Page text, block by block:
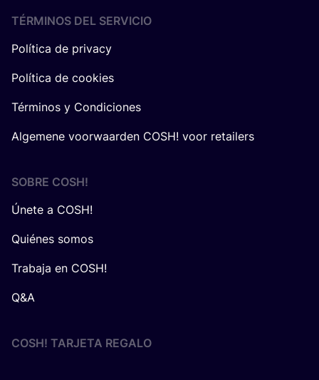
TÉRMINOS DEL SERVICIO
Política de privacy
Política de cookies
Términos y Condiciones
Algemene voorwaarden COSH! voor retailers
SOBRE COSH!
Únete a COSH!
Quiénes somos
Trabaja en COSH!
Q&A
COSH! TARJETA REGALO